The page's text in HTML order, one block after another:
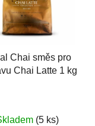
Chai směs pro
Chai Latte 1 kg
(5 ks)